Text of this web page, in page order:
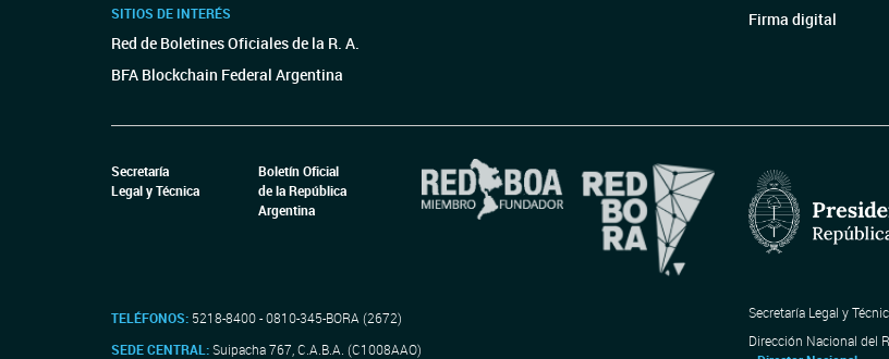
SITIOS DE INTERÉS
Red de Boletines Oficiales de la R. A.
BFA Blockchain Federal Argentina
Firma digital
Secretaría
Legal y Técnica
Boletín Oficial
de la República
Argentina
TELÉFONOS: 5218-8400 - 0810-345-BORA (2672)
SEDE CENTRAL:Suipacha 767, C.A.B.A. (C1008AAO)
Secretaría Legal y
Dirección Nacional del